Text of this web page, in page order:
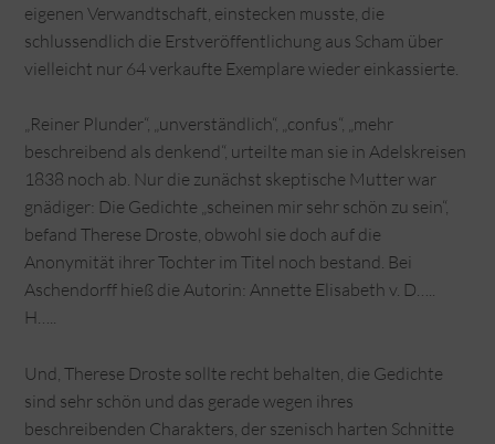
eigenen Verwandtschaft, einstecken musste, die
schlussendlich die Erstveröffentlichung aus Scham über
vielleicht nur 64 verkaufte Exemplare wieder einkassierte.
„Reiner Plunder“, „unverständlich“, „confus“, „mehr
beschreibend als denkend“, urteilte man sie in Adelskreisen
1838 noch ab. Nur die zunächst skeptische Mutter war
gnädiger: Die Gedichte „scheinen mir sehr schön zu sein“,
befand Therese Droste, obwohl sie doch auf die
Anonymität ihrer Tochter im Titel noch bestand. Bei
Aschendorff hieß die Autorin: Annette Elisabeth v. D…..
H…..
Und, Therese Droste sollte recht behalten, die Gedichte
sind sehr schön und das gerade wegen ihres
beschreibenden Charakters, der szenisch harten Schnitte